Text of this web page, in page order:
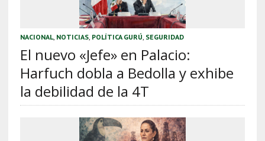
NACIONAL, NOTICIAS, POLÍTICA GURÚ, SEGURIDAD
El nuevo «Jefe» en Palacio:
Harfuch dobla a Bedolla y exhibe
la debilidad de la 4T